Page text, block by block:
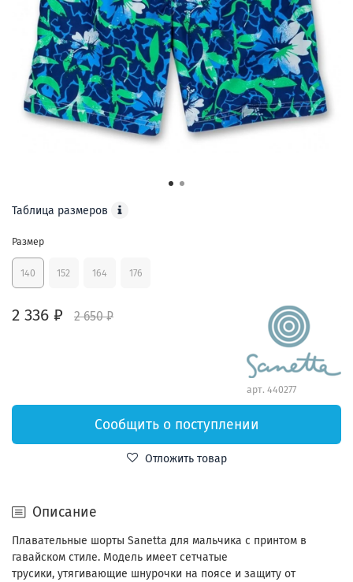
2 336 ₽ 2 650 ₽
арт. 440277
Таблица размеров
Размер
140 152 164 176
Сообщить о поступлении
Отложить товар
Описание
Плавательные шорты Sanetta для мальчика с принтом в
гавайском стиле. Модель имеетсетчатые
трусики, утягивающие шнурочки на поясе и защиту от